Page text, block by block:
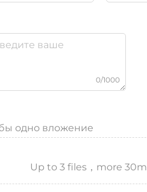
0/1000
одно вложение
Up to 3 files，more